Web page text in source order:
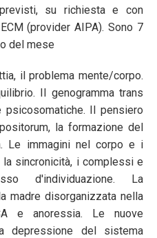
su richiesta e con
(provider AIPA). Sono 7
del mese
il problema mente/corpo.
Il genogramma trans
psicosomatiche. Il pensiero
la formazione del
Le immagini nel corpo e i
sincronicità, i complessi e
d'individuazione. La
madre disorganizzata nella
e anoressia. Le nuove
depressione del sistema